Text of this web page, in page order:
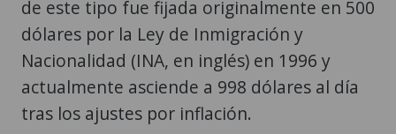
de este tipo fue fijada originalmente en 500
dólares por la Ley de Inmigración y
Nacionalidad (INA, en inglés) en 1996 y
actualmente asciende a 998 dólares al día
tras los ajustes por inflación.